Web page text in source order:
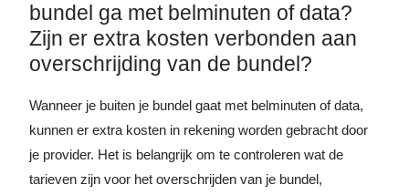
bundel ga met belminuten of data?
Zijn er extra kosten verbonden aan
overschrijding van de bundel?
Wanneer je buiten je bundel gaat met belminuten of data,
kunnen er extra kosten in rekening worden gebracht door
je provider. Het is belangrijk om te controleren wat de
tarieven zijn voor het overschrijden van je bundel,